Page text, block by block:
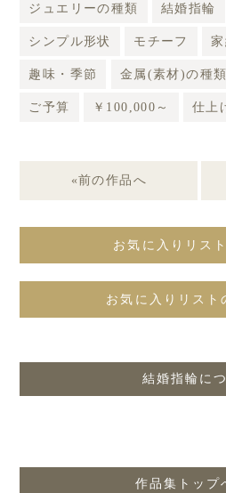
ジュエリーの種類 結婚指輪
シンプル形状 モチーフ
趣味・季節 金属(素材)の種類
ご予算 ￥100,000～ 仕上
«前の作品へ
お気に入りリス
お気に入りリスト
結婚指輪に
作品集トップ